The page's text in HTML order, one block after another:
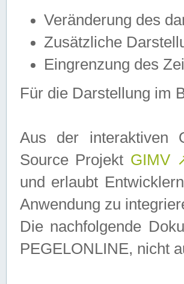
Veränderung des
Zusätzliche
Eingrenzung des
Für die Darstellung im
Aus der interaktiven
Source Projekt GIMV
und erlaubt
Anwendung zu
Die nachfolgende
PEGELONLINE, nicht